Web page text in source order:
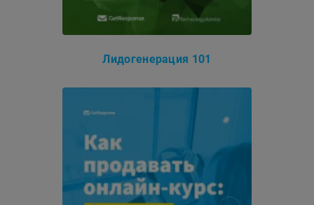
Лидогенерация 101